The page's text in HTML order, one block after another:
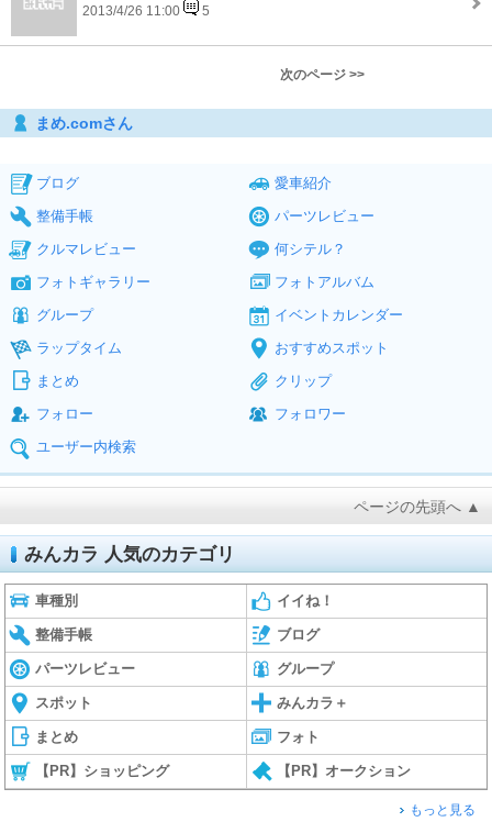
2013/4/26 11:00 5
次のページ >>
まめ.comさん
ブログ
愛車紹介
整備手帳
パーツレビュー
クルマレビュー
何シテル？
フォトギャラリー
フォトアルバム
グループ
イベントカレンダー
ラップタイム
おすすめスポット
まとめ
クリップ
フォロー
フォロワー
ユーザー内検索
ページの先頭へ ▲
みんカラ 人気のカテゴリ
車種別 イイね！
整備手帳 ブログ
パーツレビュー グループ
スポット みんカラ＋
まとめ フォト
【PR】ショッピング 【PR】オークション
もっと見る